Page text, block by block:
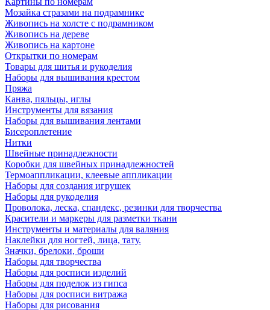
Мозайка стразами на подрамнике
Живопись на холсте с подрамником
Живопись на дереве
Живопись на картоне
Открытки по номерам
Товары для шитья и рукоделия
Наборы для вышивания крестом
Пряжа
Канва, пяльцы, иглы
Инструменты для вязания
Наборы для вышивания лентами
Бисероплетение
Нитки
Швейные принадлежности
Коробки для швейных принадлежностей
Термоаппликации, клеевые аппликации
Наборы для создания игрушек
Наборы для рукоделия
Проволока, леска, спандекс, резинки для творчества
Красители и маркеры для разметки ткани
Инструменты и материалы для валяния
Наклейки для ногтей, лица, тату.
Значки, брелоки, броши
Наборы для творчества
Наборы для росписи изделий
Наборы для поделок из гипса
Наборы для росписи витража
Наборы для рисования